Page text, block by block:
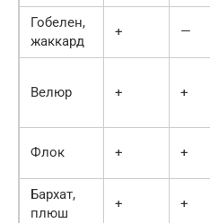
Гобелен,
жаккард
+ —
Велюр + +
Флок + +
Бархат,
плюш
+ +